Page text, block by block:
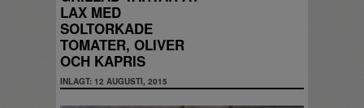
LAX MED
SOLTORKADE
TOMATER, OLIVER
OCH KAPRIS
INLAGT: 12 AUGUSTI, 2015